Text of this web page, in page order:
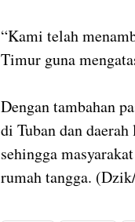
“Kami telah
Timur guna
Dengan tambahan
di Tuban dan
sehingga
rumah tangga.